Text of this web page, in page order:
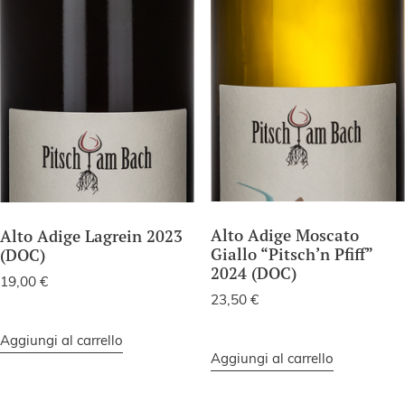
Alto Adige Lagrein 2023
(DOC)
19,00 €
Aggiungi al carrello
Alto Adige Moscato
Giallo “Pitsch’n Pfiff”
2024 (DOC)
23,50 €
Aggiungi al carrello